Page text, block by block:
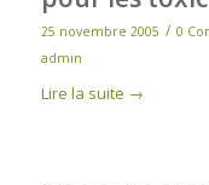
25 novembre 2005 / 0
admin
Lire la suite →